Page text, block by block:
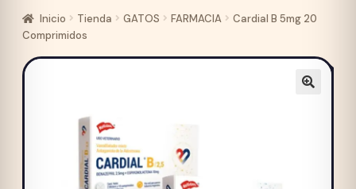
Inicio Tienda GATOS FARMACIA
Cardial B 5mg 20
Comprimidos